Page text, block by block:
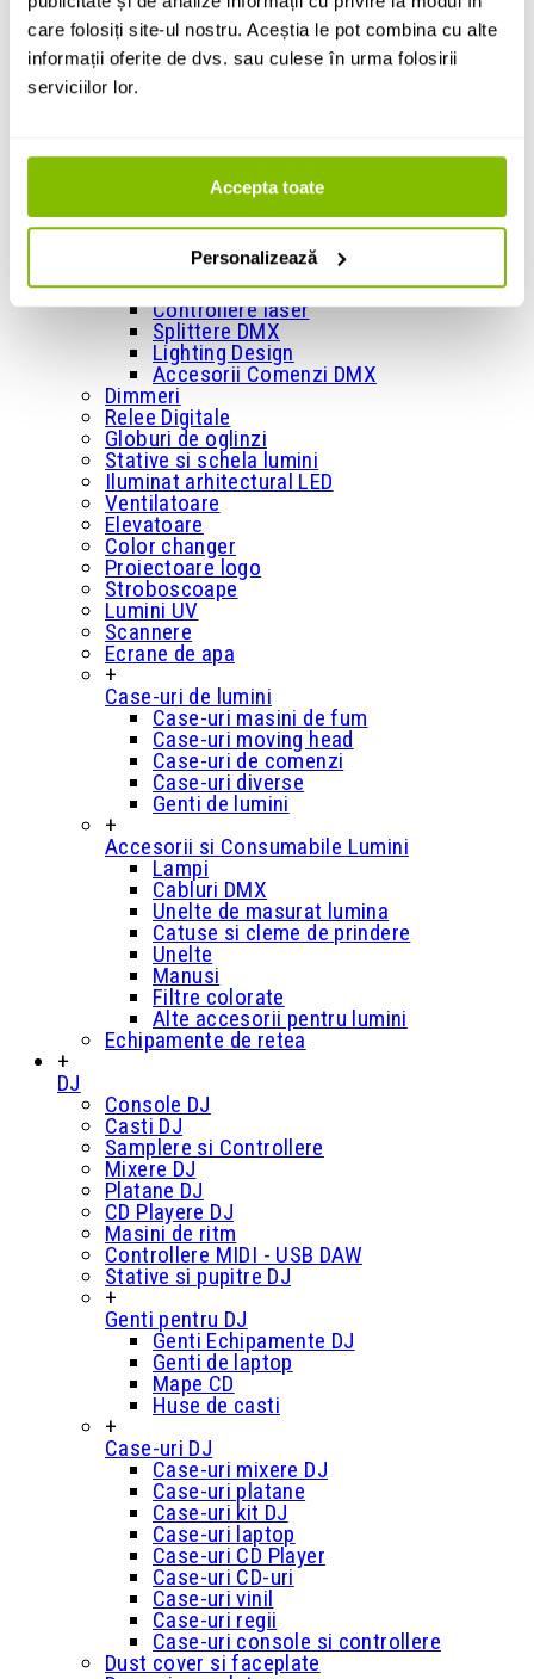
care folosiți site-ul nostru. Aceștia le pot combina cu alte
informații oferite de dvs. sau culese în urma folosirii
serviciilor lor.
Accepta toate
Personalizează
+
Masini de efecte
Masini de spuma
Masini de baloane
Accesorii pentru masini de efecte
Comenzi si controllere
Console si comenzi DMX
Interfete DMX
Wireless si retea DMX
Telecomenzi si diverse controllere
Controllere laser
Splittere DMX
Lighting Design
Accesorii Comenzi DMX
Dimmeri
Relee Digitale
Globuri de oglinzi
Stative si schela lumini
Iluminat arhitectural LED
Ventilatoare
Elevatoare
Color changer
Proiectoare logo
Stroboscoape
Lumini UV
Scannere
Ecrane de apa
+
Case-uri de lumini
Case-uri masini de fum
Case-uri moving head
Case-uri de comenzi
Case-uri diverse
Genti de lumini
+
Accesorii si Consumabile Lumini
Lampi
Cabluri DMX
Unelte de masurat lumina
Catuse si cleme de prindere
Unelte
Manusi
Filtre colorate
Alte accesorii pentru lumini
Echipamente de retea
+
DJ
Console DJ
Casti DJ
Samplere si Controllere
Mixere DJ
Platane DJ
CD Playere DJ
Masini de ritm
Controllere MIDI - USB DAW
Stative si pupitre DJ
+
Genti pentru DJ
Genti Echipamente DJ
Genti de laptop
Mape CD
Huse de casti
+
Case-uri DJ
Case-uri mixere DJ
Case-uri platane
Case-uri kit DJ
Case-uri laptop
Case-uri CD Player
Case-uri CD-uri
Case-uri vinil
Case-uri regii
Case-uri console si controllere
Dust cover si faceplate